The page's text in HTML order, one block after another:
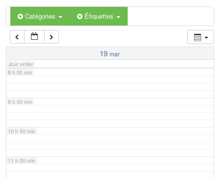
Catégories Étiquettes
19 mar
Jour entier
6 h 00 min
7 h 00 min
8 h 00 min
9 h 00 min
10 h 00 min
11 h 00 min